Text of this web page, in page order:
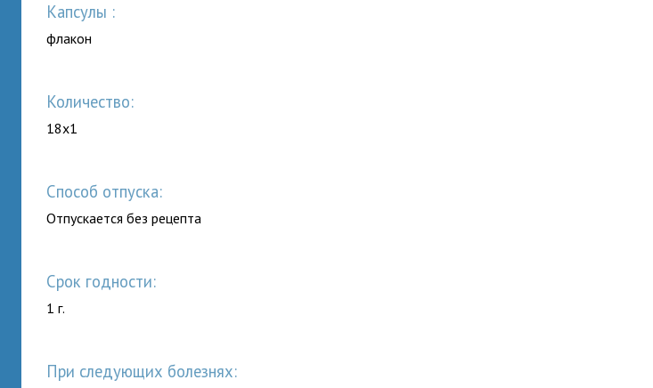
капсулы :
флакон
Количество:
18x1
Способ отпуска:
Отпускается без рецепта
Срок годности:
1 г.
При следующих болезнях: